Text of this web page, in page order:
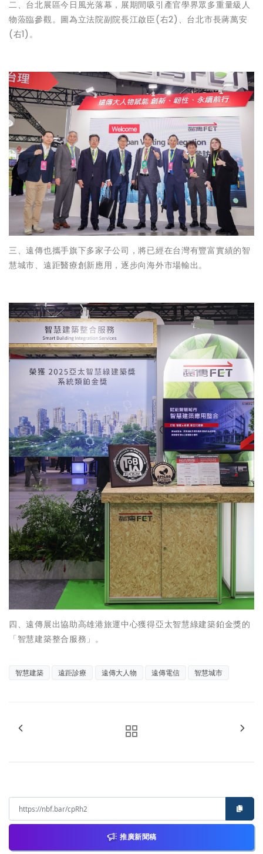
二、台北展區今日風光落幕，展期間吸引產官學界眾多重量級人
物蒞臨參觀。圖為立法院副院長江啟臣(右2)、台北市長蔣萬安
(右1)。
三、遠傳也攜手旗下多家子公司，將已經在台灣有豐富實績的智
慧城市、遠距醫療創新應用，逐步向海外市場輸出。
四、遠傳展出協助高雄港旅運中心獲得亞太智慧綠建築鉑金獎的
「智慧建築整合服務」。
智慧建築 遠距診療 遠傳大人物 遠傳電信 智慧城市
推廣新聞稿